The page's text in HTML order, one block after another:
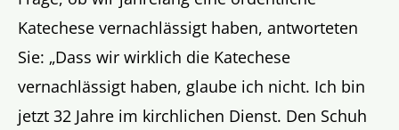
Katechese vernachlässigt haben, antworteten
Sie: „Dass wir wirklich die Katechese
vernachlässigt haben, glaube ich nicht. Ich bin
jetzt 32 Jahre im kirchlichen Dienst. Den Schuh